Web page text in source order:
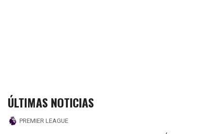
ÚLTIMAS NOTICIAS
PREMIER LEAGUE